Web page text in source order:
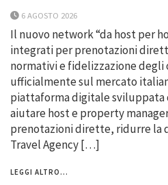
6 AGOSTO 2026
Il nuovo network “da host per
integrati per prenotazioni
normativi e fidelizzazione degli
ufficialmente sul mercato
piattaforma digitale sviluppata
aiutare host e property
prenotazioni dirette, ridurre la
Travel Agency […]
LEGGI ALTRO...